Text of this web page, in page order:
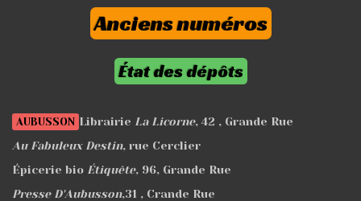
Anciens numéros
État des dépôts
AUBUSSON Librairie La Licorne, 42 , Grande Rue
Au Fabuleux Destin, rue Cerclier
Épicerie bio Étiquête, 96, Grande Rue
Presse D'Aubusson,31 , Crande Rue